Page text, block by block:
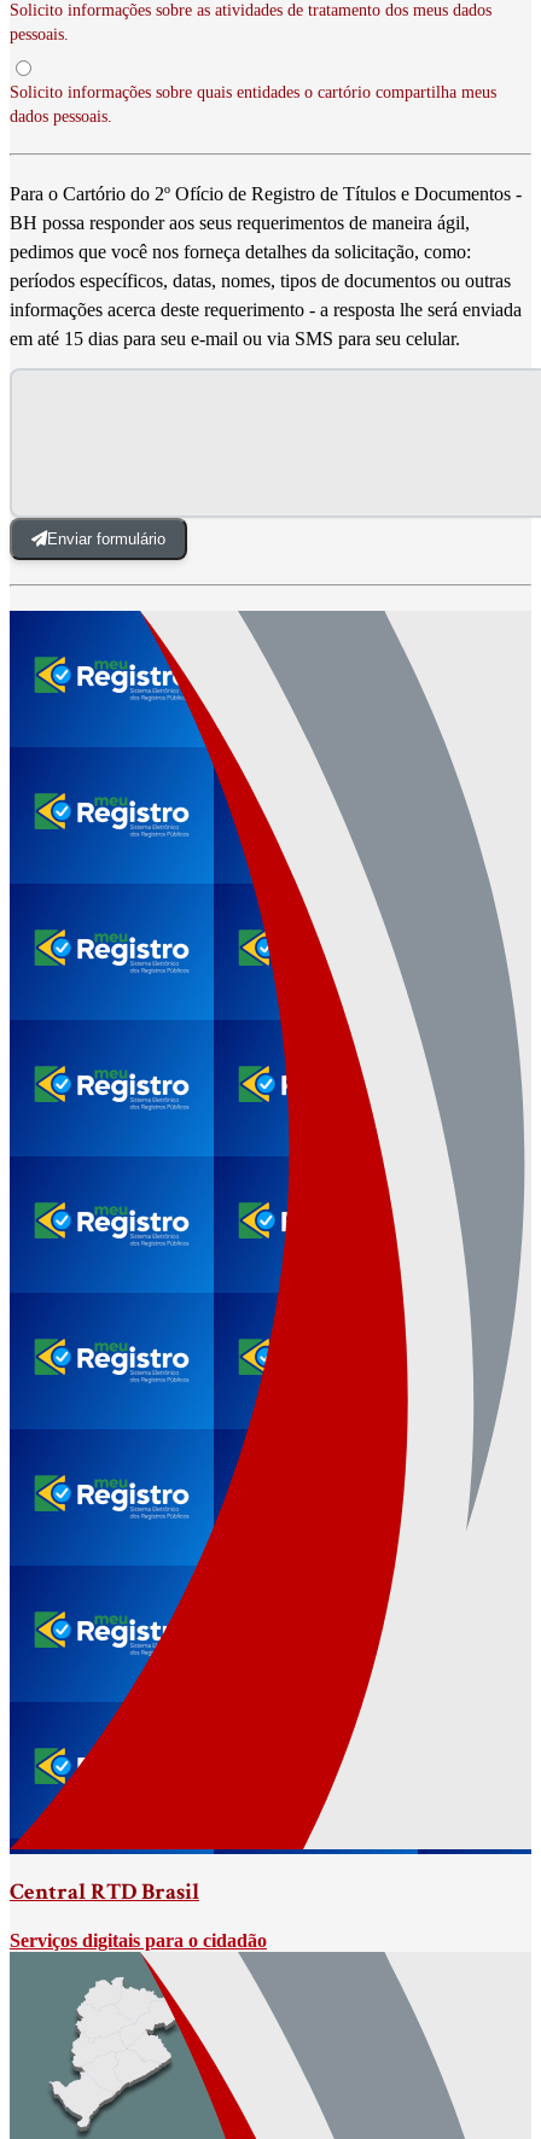
Solicito informações sobre as atividades de tratamento dos meus dados
pessoais.
Solicito informações sobre quais entidades o cartório compartilha meus
dados pessoais.
Para o Cartório do 2º Ofício de Registro de Títulos e Documentos -
BH possa responder aos seus requerimentos de maneira ágil,
pedimos que você nos forneça detalhes da solicitação, como:
períodos específicos, datas, nomes, tipos de documentos ou outras
informações acerca deste requerimento - a resposta lhe será enviada
em até 15 dias para seu e-mail ou via SMS para seu celular.
Enviar formulário
Central RTD Brasil
Serviços digitais para o cidadão